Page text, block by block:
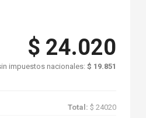
$ 24.020
impuestos nacionales:$ 19.851
Total:$ 24020